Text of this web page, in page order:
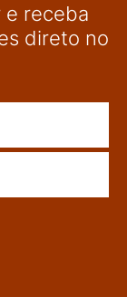
e receba
direto no